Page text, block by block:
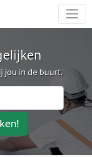
jou in de buurt.